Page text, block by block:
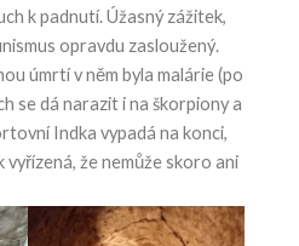
k padnutí. Úžasný zážitek,
opravdu zasloužený.
úmrtí v něm byla malárie (po
se dá narazit i na škorpiony a
Indka vypadá na konci,
že nemůže skoro ani